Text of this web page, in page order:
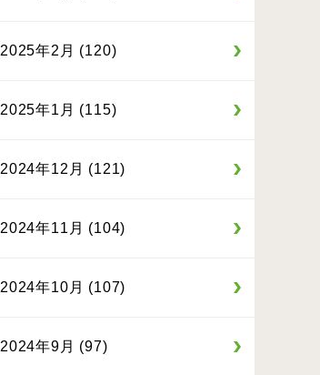
2025年2月 (120)
2025年1月 (115)
2024年12月 (121)
2024年11月 (104)
2024年10月 (107)
2024年9月 (97)